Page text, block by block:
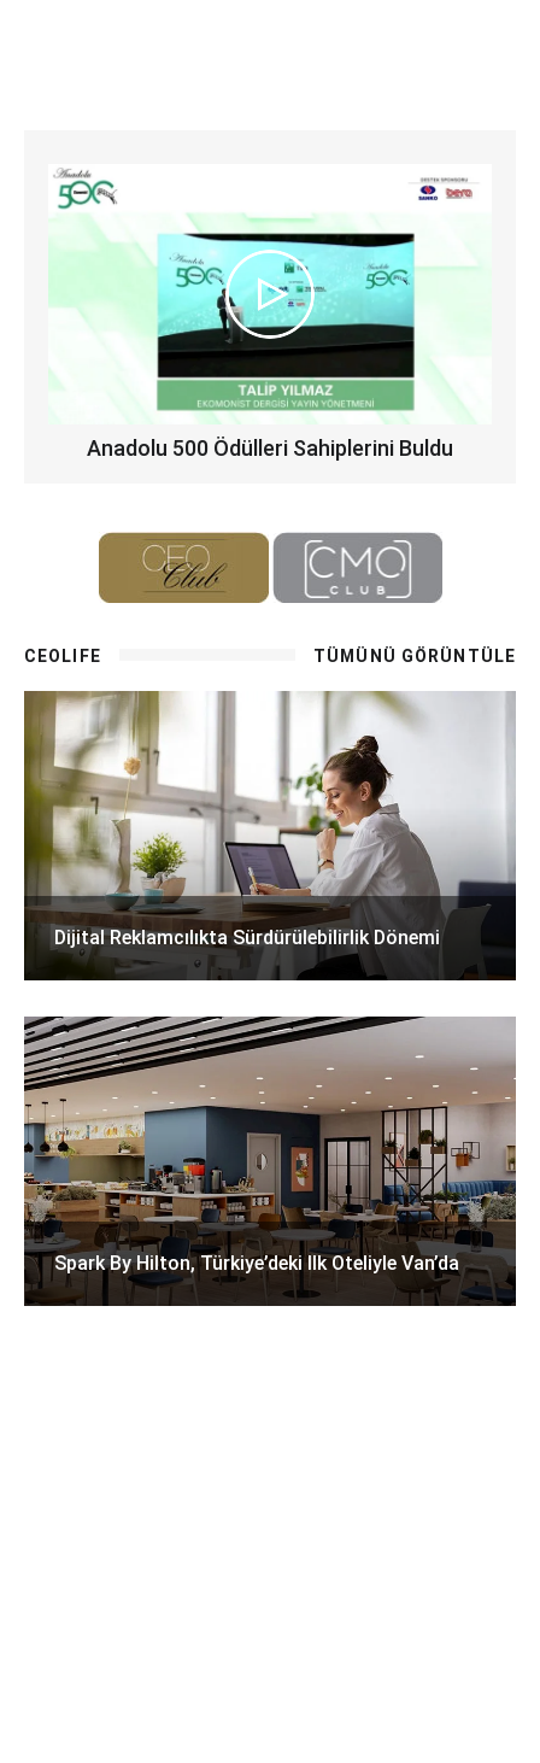
Anadolu 500 Ödülleri Sahiplerini Buldu
CEOLIFE TÜMÜNÜ GÖRÜNTÜLE
Dijital Reklamcılıkta Sürdürülebilirlik Dönemi
Spark By Hilton, Türkiye’deki Ilk Oteliyle Van’da